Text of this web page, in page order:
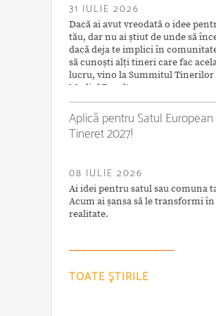
31 IULIE 2026
Dacă ai avut vreodată o idee
tău, dar nu ai știut de unde să
dacă deja te implici în
să cunoști alți tineri care fac
lucru, vino la Summitul Tinerilor
Mediul Rural!
Aplică pentru Satul
Tineret 2027!
08 IULIE 2026
Ai idei pentru satul sau comuna
Acum ai șansa să le transformi în
realitate.
TOATE ŞTIRILE